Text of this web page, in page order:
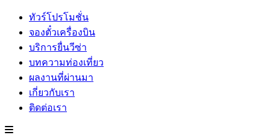
ทัวร์โปรโมชั่น
จองตั๋วเครื่องบิน
บริการยื่นวีซ่า
บทความท่องเที่ยว
ผลงานที่ผ่านมา
เกี่ยวกับเรา
ติดต่อเรา